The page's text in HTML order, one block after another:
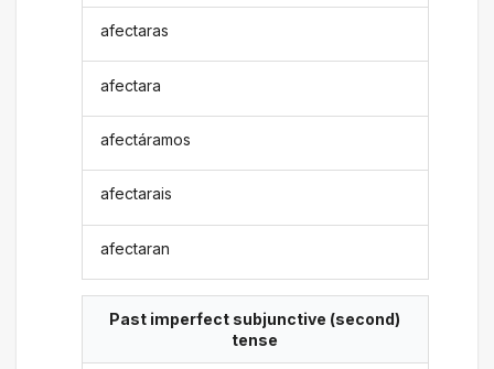
afectaras
afectara
afectáramos
afectarais
afectaran
Past imperfect subjunctive (second)
tense